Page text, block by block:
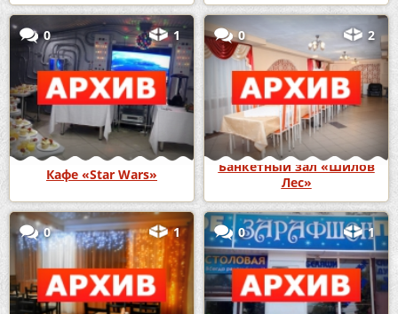
0 1
Кафе «Star Wars»
0 2
Банкетный зал «Шилов
Лес»
0 1 0 1